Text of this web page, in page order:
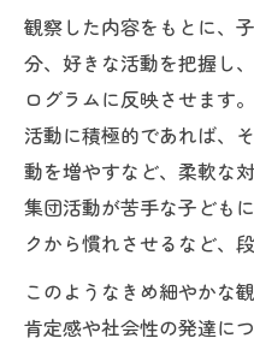
個性を尊重する
ト
放課後等デイサ
例
個性を活かす保
術
個性を伸ばすた
放課後等デイサー
個性を大切にす
観察した内容をもとに、
分、好きな活動を把握し
ログラムに反映させます
活動に積極的であれば、
動を増やすなど、柔軟な
集団活動が苦手な子ども
クから慣れさせるなど、
このようなきめ細やかな
肯定感や社会性の発達に